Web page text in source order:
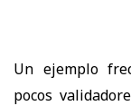
Un ejemplo
pocos